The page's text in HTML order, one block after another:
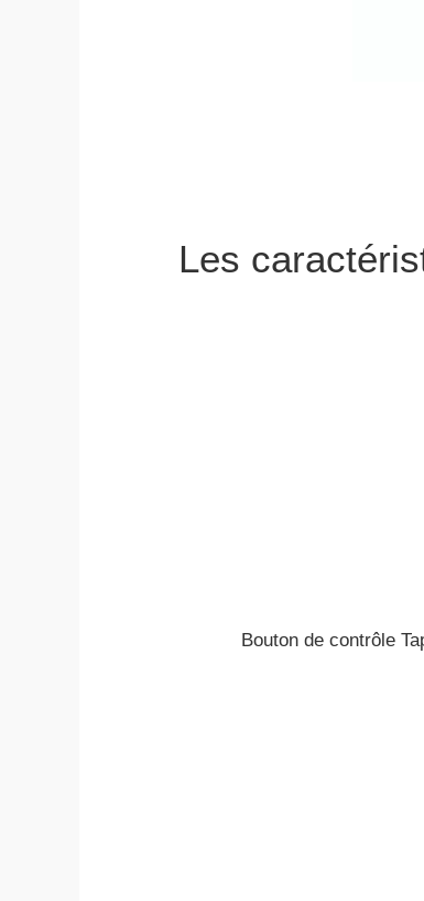
Les
Bouton de contrôle